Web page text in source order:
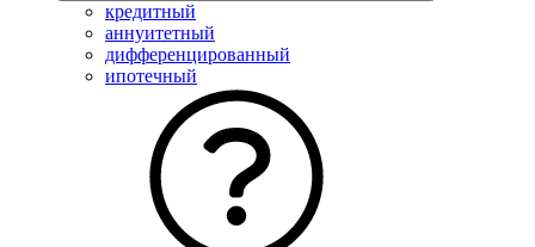
кредитный
аннуитетный
дифференцированный
ипотечный